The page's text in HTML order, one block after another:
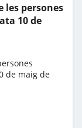
les persones
10 de
de maig de